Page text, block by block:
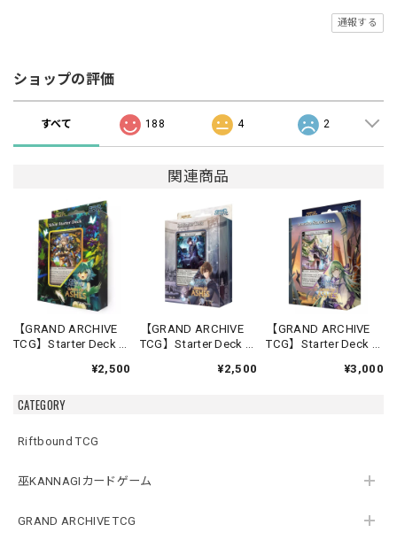
CATEGORY
Riftbound TCG
巫KANNAGIカードゲーム
GRAND ARCHIVE TCG
通報する
ショップの評価
すべて 188 4 2
関連商品
【GRAND ARCHIVE
TCG】Starter Deck -
Ashes】《英語版》
¥2,500
【GRAND ARCHIVE
TCG】Starter Deck -
Ashes】《英語版》
¥2,500
【GRAND ARCHIVE
TCG】Starter Deck -
Ashes】《英語版》
¥3,000